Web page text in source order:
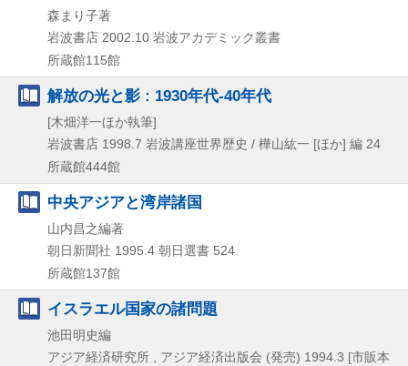
森まり子著
岩波書店 2002.10 岩波アカデミック叢書
所蔵館115館
解放の光と影 : 1930年代-40年代
[木畑洋一ほか執筆]
岩波書店 1998.7 岩波講座世界歴史 / 樺山紘一 [ほか] 編 24
所蔵館444館
中央アジアと湾岸諸国
山内昌之編著
朝日新聞社 1995.4 朝日選書 524
所蔵館137館
イスラエル国家の諸問題
池田明史編
アジア経済研究所 , アジア経済出版会 (発売) 1994.3 [市販本